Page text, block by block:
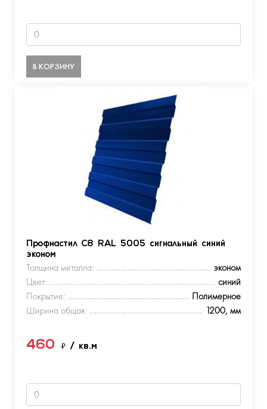
В КОРЗИНУ
Профнастил С8 RAL 5005 сигнальный синий
эконом
Толщина металла:
эконом
Цвет:
синий
Покрытие:
Полимерное
Ширина общая:
1200, мм
460 ₽ / кв.м